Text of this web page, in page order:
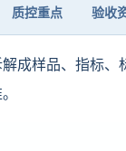
质控重点 验收
成样品、指标